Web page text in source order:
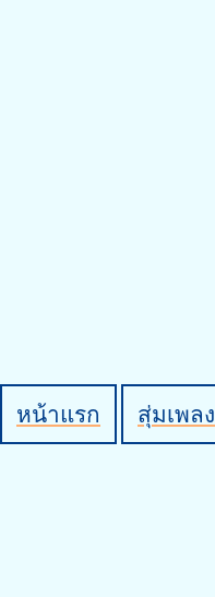
หน้าแรก สุ่มเพลง